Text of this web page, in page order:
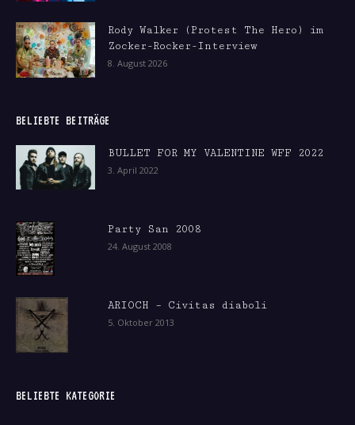
Rody Walker (Protest The Hero) im
Zocker-Rocker-Interview
8. August 2026
BELIEBTE BEITRÄGE
BULLET FOR MY VALENTINE WFF 2022
3. April 2022
Party San 2008
24. August 2008
ARIOCH – Civitas diaboli
5. Oktober 2013
BELIEBTE KATEGORIE